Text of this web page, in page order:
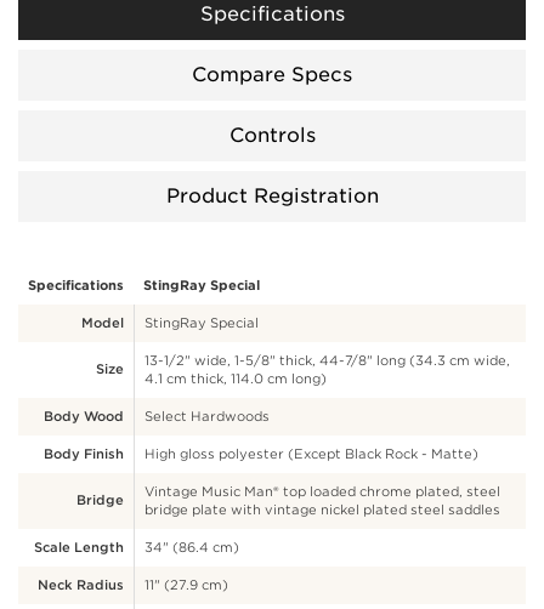
Specifications
Compare Specs
Controls
Product Registration
Specifications StingRay Special
Model StingRay Special
Size
13-1/2" wide, 1-5/8" thick, 44-7/8" long (34.3 cm wide,
4.1 cm thick, 114.0 cm long)
Body Wood Select Hardwoods
Body Finish High gloss polyester (Except Black Rock - Matte)
Bridge
Vintage Music Man® top loaded chrome plated, steel
bridge plate with vintage nickel plated steel saddles
Scale Length 34" (86.4 cm)
Neck Radius 11" (27.9 cm)